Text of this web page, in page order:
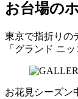
お台場の
東京で指折りの
「グランド ニ
お花見シーズン